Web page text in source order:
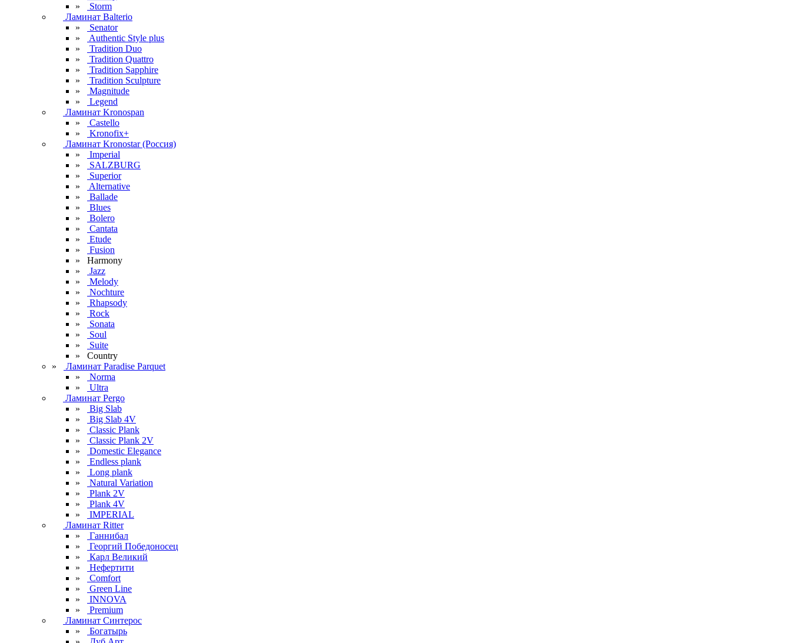
»
Storm
Ламинат Balterio
»
Senator
»
Authentic Style plus
»
Tradition Duo
»
Tradition Quattro
»
Tradition Sapphire
»
Tradition Sculpture
»
Magnitude
»
Legend
Ламинат Kronospan
»
Castello
»
Kronofix+
Ламинат Kronostar (Россия)
»
Imperial
»
SALZBURG
»
Superior
»
Alternative
»
Ballade
»
Blues
»
Bolero
»
Cantata
»
Etude
»
Fusion
» Harmony
»
Jazz
»
Melody
»
Nochture
»
Rhapsody
»
Rock
»
Sonata
»
Soul
»
Suite
» Сountry
»
Ламинат Paradise Parquet
»
Norma
»
Ultra
Ламинат Pergo
»
Big Slab
»
Big Slab 4V
»
Classic Plank
»
Classic Plank 2V
»
Domestic Elegance
»
Endless plank
»
Long plank
»
Natural Variation
»
Plank 2V
»
Plank 4V
»
IMPERIAL
Ламинат Ritter
»
Ганнибал
»
Георгий Победоносец
»
Карл Великий
»
Нефертити
»
Comfort
»
Green Line
»
INNOVA
»
Premium
Ламинат Синтерос
»
Богатырь